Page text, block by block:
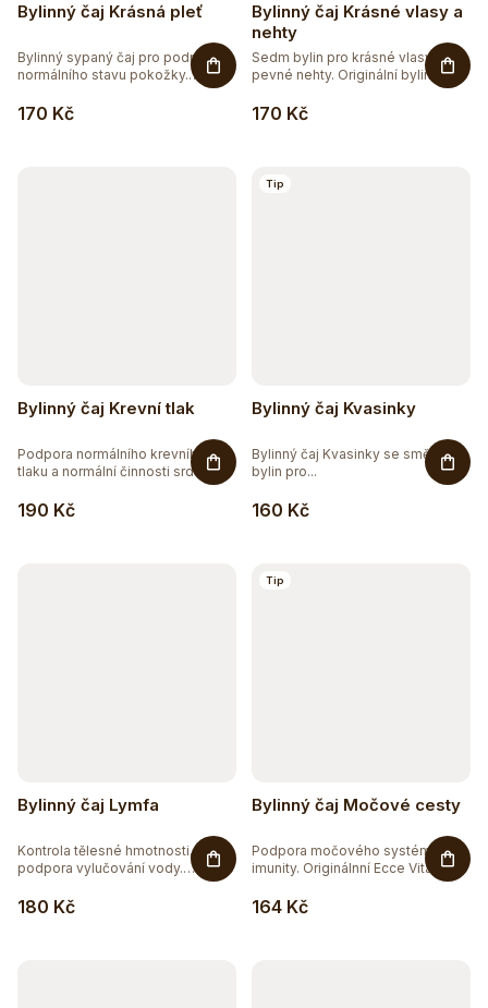
Bylinný čaj Krásná pleť
170 Kč
Bylinný sypaný čaj pro podporu
normálního stavu pokožky.
Bylinný čaj Krásné vlasy a
nehty
170 Kč
Sedm bylin pro krásné vlasy a
pevné nehty. Originální bylinná...
Bylinný čaj Krevní tlak
190 Kč
Podpora normálního krevního
tlaku a normální činnosti srdce a...
Tip
Bylinný čaj Kvasinky
160 Kč
Bylinný čaj Kvasinky se směsí 7
bylin pro...
Bylinný čaj Lymfa
180 Kč
Kontrola tělesné hmotnosti,
podpora vylučování vody.
Tip
Bylinný čaj Močové cesty
164 Kč
Podpora močového systému a
imunity. Originálnní Ecce Vita®...